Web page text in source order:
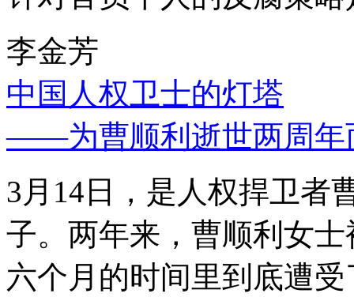
李金芳
中国人权卫士的灯塔
——为曹顺利逝世两周年
3月14日，是人权捍卫者
子。两年来，曹顺利女
六个月的时间里到底遭